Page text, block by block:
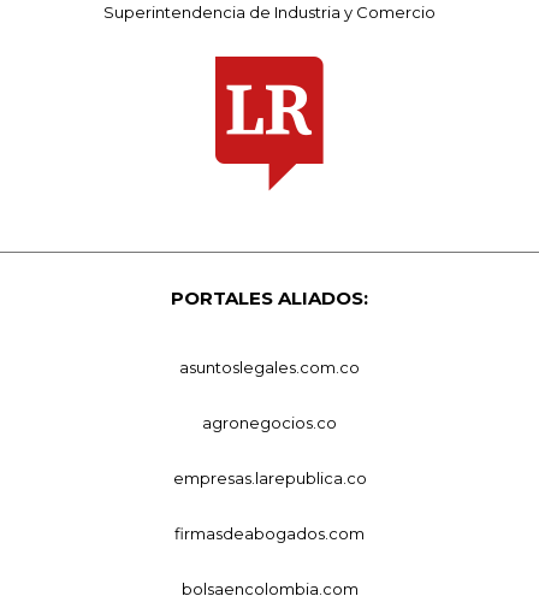
Superintendencia de Industria y Comercio
PORTALES ALIADOS:
asuntoslegales.com.co
agronegocios.co
empresas.larepublica.co
firmasdeabogados.com
bolsaencolombia.com